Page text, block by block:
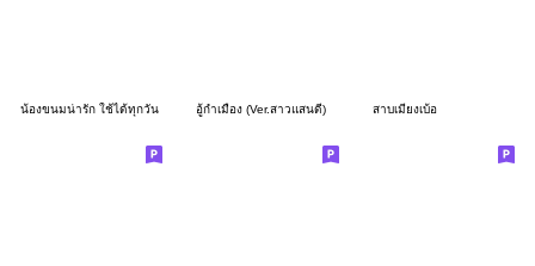
น้องขนมน่ารัก ใช้ได้ทุกวัน อู้กำเมือง (Ver.สาวแสนดี) สาบเมียงเบ้อ